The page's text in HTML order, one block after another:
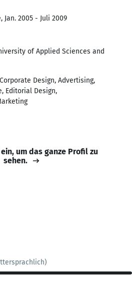
Jan. 2005 - Juli 2009
of Applied Sciences and
Design, Advertising,
Editorial Design,
um das ganze Profil zu
sehen.